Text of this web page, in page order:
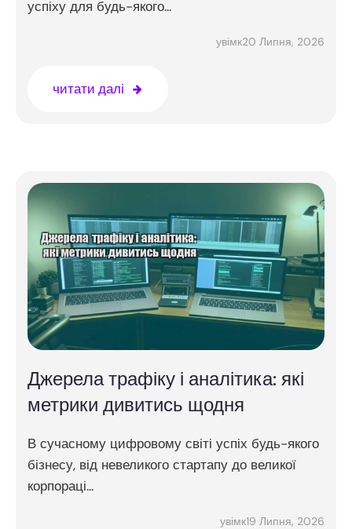
успіху для будь-якого...
увімк20 Липня, 2026
читати далі
Джерела трафіку і аналітика: які
метрики дивитись щодня
В сучасному цифровому світі успіх будь-якого
бізнесу, від невеликого стартапу до великої
корпораці...
увімк19 Липня, 2026